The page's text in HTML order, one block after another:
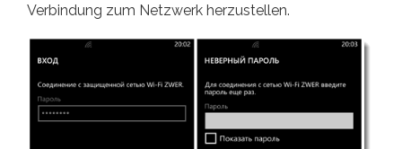
Verbindung zum Netzwerk herzustellen.